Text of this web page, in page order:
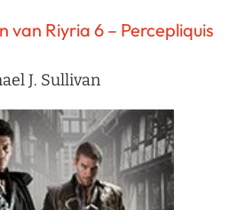
van Riyria 6 – Percepliquis
J. Sullivan